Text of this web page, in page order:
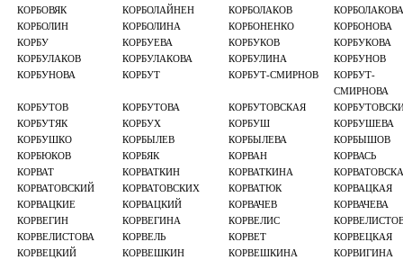
КОРБОВЯК
КОРБОЛАЙНЕН КОРБОЛАКОВ
КОРБОЛАКОВА
КОРБОЛИН
КОРБОЛИНА КОРБОНЕНКО
КОРБОНОВА
КОРБУ
КОРБУЕВА КОРБУКОВ
КОРБУКОВА
КОРБУЛАКОВ
КОРБУЛАКОВА КОРБУЛИНА
КОРБУНОВ
КОРБУНОВА
КОРБУТ КОРБУТ-СМИРНОВ
КОРБУТ-
СМИРНОВА
КОРБУТОВ
КОРБУТОВА КОРБУТОВСКАЯ
КОРБУТЯК
КОРБУХ КОРБУШ
КОРБУШЕВА
КОРБУШКО
КОРБЫЛЕВ КОРБЫЛЕВА
КОРБЫШОВ
КОРБЮКОВ
КОРБЯК КОРВАН
КОРВАСЬ
КОРВАТ
КОРВАТКИН КОРВАТКИНА
КОРВАТОВСКИЙ
КОРВАТОВСКИХ КОРВАТЮК
КОРВАЦКАЯ
КОРВАЦКИЕ
КОРВАЦКИЙ КОРВАЧЕВ
КОРВАЧЕВА
КОРВЕГИН
КОРВЕГИНА КОРВЕЛИС
КОРВЕЛИСТОВА
КОРВЕЛЬ КОРВЕТ
КОРВЕЦКАЯ
КОРВЕЦКИЙ
КОРВЕШКИН КОРВЕШКИНА
КОРВИГИНА